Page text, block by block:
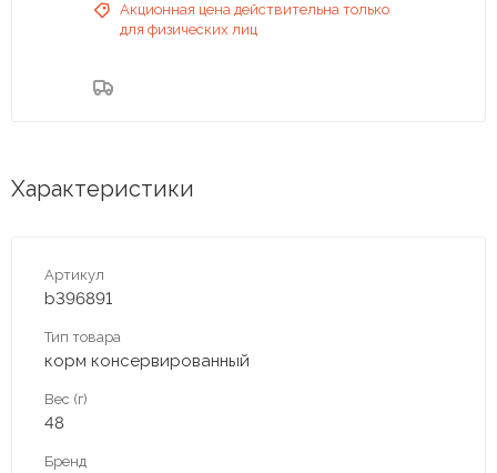
Акционная цена действительна только
для физических лиц
Характеристики
Артикул
b396891
Тип товара
корм консервированный
Вес (г)
48
Бренд